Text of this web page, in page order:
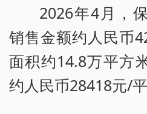
2026年4月，
销售金额约人民币
面积约14.8万平方
约人民币28418元/平